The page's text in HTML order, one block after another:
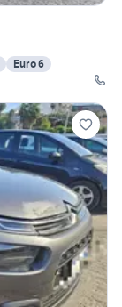
Euro 6